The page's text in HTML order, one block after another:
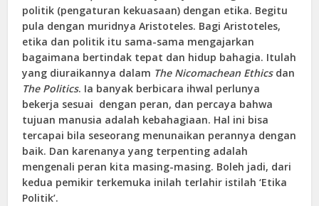
politik (pengaturan kekuasaan) dengan etika. Begitu
pula dengan muridnya Aristoteles. Bagi Aristoteles,
etika dan politik itu sama-sama mengajarkan
bagaimana bertindak tepat dan hidup bahagia. Itulah
yang diuraikannya dalam The Nicomachean Ethicsdan
The Politics. Ia banyak berbicara ihwal perlunya
bekerja sesuai dengan peran, dan percaya bahwa
tujuan manusia adalah kebahagiaan. Hal ini bisa
tercapai bila seseorang menunaikan perannya dengan
baik. Dan karenanya yang terpenting adalah
mengenali peran kita masing-masing. Boleh jadi, dari
kedua pemikir terkemuka inilah terlahir istilah ‘Etika
Politik’.